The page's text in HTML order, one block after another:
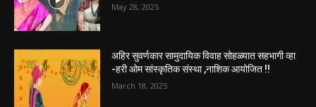
May 28, 2025
अहिर सुवर्णकार सामुदायिक विवाह सोहळ्यात सहभागी व्हा
-हरी ओम सांस्कृतिक संस्था ,नाशिक आयोजित !!
March 18, 2025